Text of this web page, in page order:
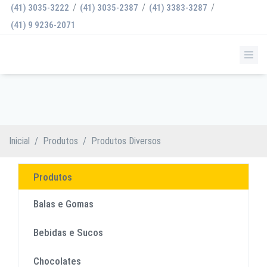
(41) 3035-3222 / (41) 3035-2387 / (41) 3383-3287 /
(41) 9 9236-2071
Inicial / Produtos / Produtos Diversos
Produtos
Balas e Gomas
Bebidas e Sucos
Chocolates